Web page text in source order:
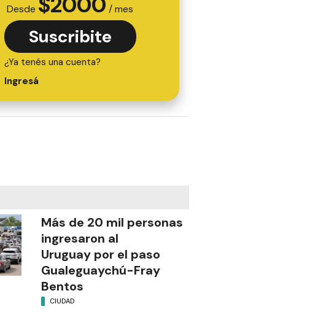
Desde / mes
Suscribite
¿Ya tenés una cuenta?
Ingresá
Más de 20 mil personas
ingresaron al
Uruguay por el paso
Gualeguaychú-Fray
Bentos
CIUDAD